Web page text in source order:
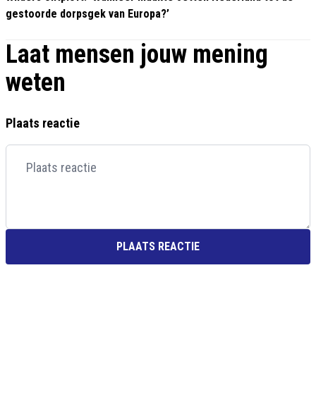
gestoorde dorpsgek van Europa?’
Laat mensen jouw mening
weten
Plaats reactie
PLAATS REACTIE